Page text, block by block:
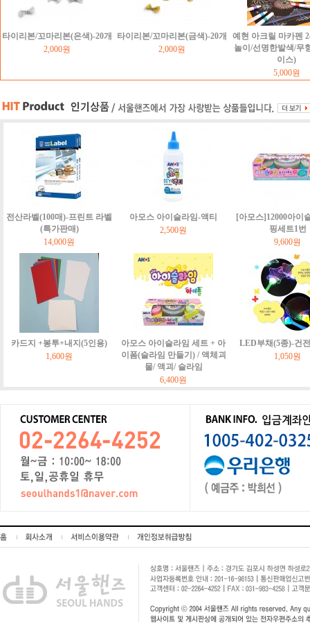
타이리본/꼬마리본(은색)-20개
2,000원
타이리본/꼬마리본(금색)-20개
2,000원
예현 아크릴 마카펜
놀이/선명한발색/무
이스)
5,000원
전산라벨(100매)-프린트 라벨
(특가판매)
14,000원
아모스 아이슬라임-액티
2,500원
[아모스]12000아이
핑세트1번
9,600원
카드지 +봉투+내지(5인용)
1,600원
아모스 아이슬라임 세트 + 아
이폼(슬라임 만들기) / 액체괴
물/ 액괴/ 슬라임
6,400원
LED부채(5종)-건
1,050원